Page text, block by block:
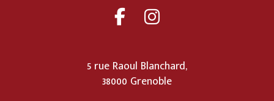
5 rue Raoul Blanchard,
38000 Grenoble